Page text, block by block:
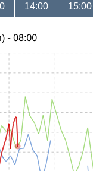
14:00 15:00